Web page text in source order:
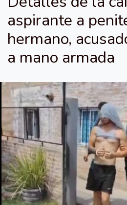
aspirante a
hermano,
a mano armada